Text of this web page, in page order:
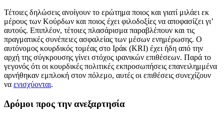
Τέτοιες δηλώσεις ανοίγουν το ερώτημα ποιος και γιατί μιλάει εκ
μέρους των Κούρδων και ποιος έχει φιλοδοξίες να αποφασίζει γι’
αυτούς. Επιπλέον, τέτοιες πλασάρισμα παραβλέπουν και τις
πραγματικές συνέπειες ασφαλείας των μέσων ενημέρωσης. Ο
αυτόνομος κουρδικός τομέας στο Ιράκ (KRI) έχει ήδη από την
αρχή της σύγκρουσης γίνει στόχος ιρανικών επιθέσεων. Παρά το
γεγονός ότι οι κουρδικές πολιτικές εκπροσωπήσεις επανειλημμένα
αρνήθηκαν εμπλοκή στον πόλεμο, αυτές οι επιθέσεις συνεχίζουν
να ενισχύονται.
Δρόμοι προς την ανεξαρτησία